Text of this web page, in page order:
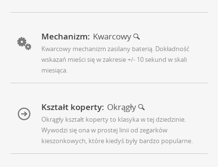
Mechanizm: Kwarcowy
Kwarcowy mechanizm zasilany baterią. Dokładność
wskazań mieści się w zakresie +/- 10 sekund w skali
miesiąca.
Kształt koperty: Okrągły
Okrągły kształt koperty to klasyka w tej dziedzinie.
Wywodzi się ona w prostej linii od zegarków
kieszonkowych, które kiedyś były bardzo popularne.